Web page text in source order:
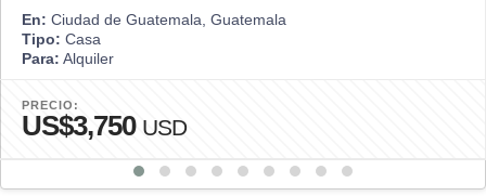
En: Ciudad de Guatemala, Guatemala
Tipo: Casa
Para: Alquiler
PRECIO:
US$3,750 USD